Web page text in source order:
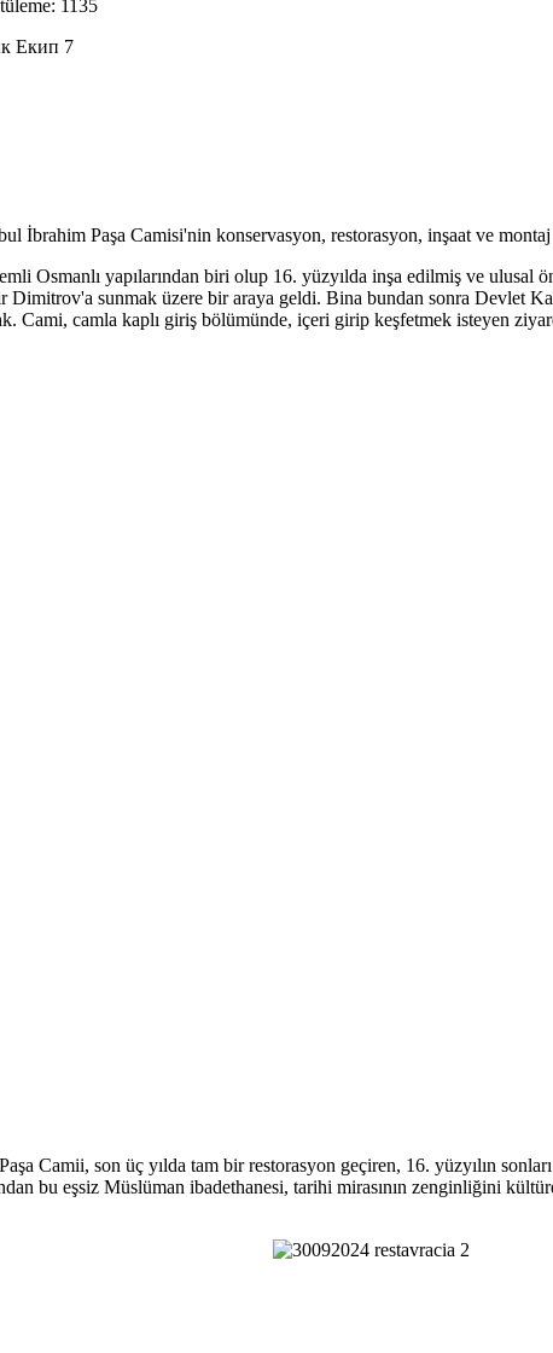
1135
Екип 7
İbrahim Paşa Camisi'nin konservasyon, restorasyon, inşaat ve montaj
Osmanlı yapılarından biri olup 16. yüzyılda inşa edilmiş ve
sunmak üzere bir araya geldi. Bina bundan sonra Devlet
Cami, camla kaplı giriş bölümünde, içeri girip keşfetmek isteyen
Camii, son üç yılda tam bir restorasyon geçiren, 16. yüzyılın
bu eşsiz Müslüman ibadethanesi, tarihi mirasının zenginliğini